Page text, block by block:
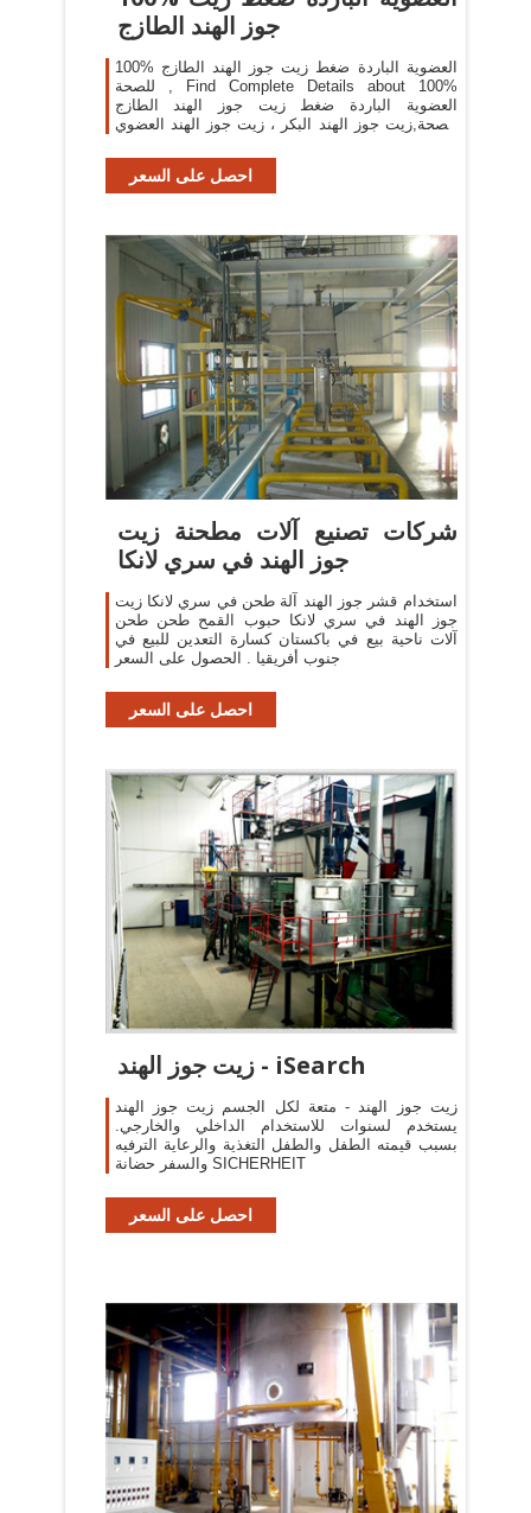
جوز الهند الطازج
100% العضوية الباردة ضغط زيت جوز الهند الطازج
للصحة , Find Complete Details about 100%
العضوية الباردة ضغط زيت جوز الهند الطازج
للصحة,زيت جوز الهند البكر ، زيت جوز الهند العضوي
Oil Supplier or Manufacturer
احصل على السعر
شركات تصنيع آلات مطحنة زيت
جوز الهند في سري لانكا
استخدام قشر جوز الهند آلة طحن في سري لانكا زيت
جوز الهند في سري لانكا حبوب القمح طحن طحن
آلات ناحية بيع في باكستان كسارة التعدين للبيع في
جنوب أفريقيا . الحصول على السعر
احصل على السعر
زيت جوز الهند - iSearch
زيت جوز الهند - متعة لكل الجسم زيت جوز الهند
يستخدم لسنوات للاستخدام الداخلي والخارجي.
بسبب قيمته الطفل والطفل التغذية والرعاية الترفيه
والسفر حضانة SICHERHEIT
احصل على السعر